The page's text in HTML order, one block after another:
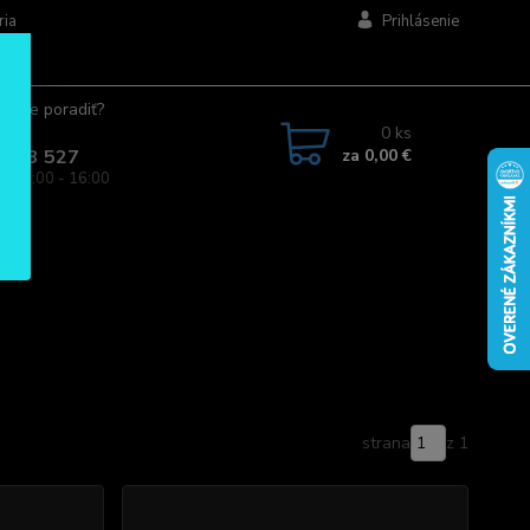
Prihlásenie
poradiť?
963 527
08:00 - 16:00
0 ks
za 0,00 €
strana z 1